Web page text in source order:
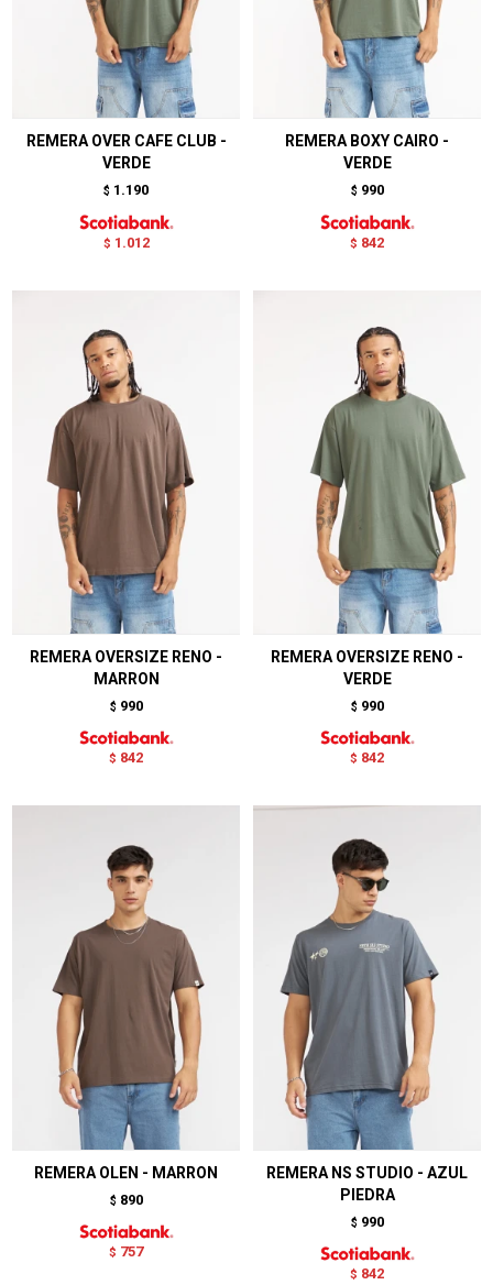
REMERA OVER CAFE CLUB -
VERDE
$ 1.190
$ 1.012
REMERA BOXY CAIRO -
VERDE
$ 990
$ 842
REMERA OVERSIZE RENO -
MARRON
$ 990
$ 842
REMERA OVERSIZE RENO -
VERDE
$ 990
$ 842
REMERA OLEN - MARRON
$ 890
$ 757
REMERA NS STUDIO - AZUL
PIEDRA
$ 990
$ 842